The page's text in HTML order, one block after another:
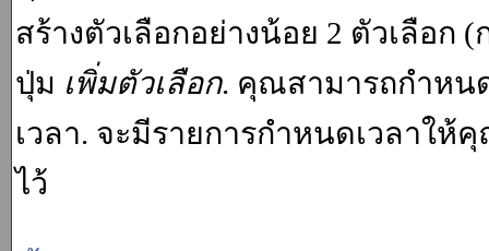
สร้างตัวเลือกอย่างน้อย 2 ตัวเลือก
ปุ่ม เพิ่มตัวเลือก. คุณสามารถกำหน
เวลา. จะมีรายการกำหนดเวลาให้
ไว้